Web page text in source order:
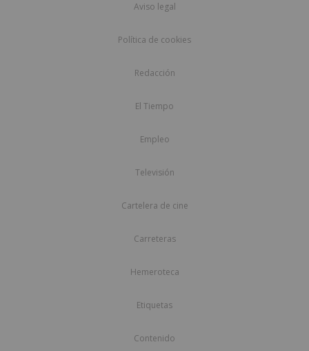
Aviso legal
Política de cookies
Redacción
El Tiempo
Empleo
Televisión
Cartelera de cine
Carreteras
Hemeroteca
Etiquetas
Contenido